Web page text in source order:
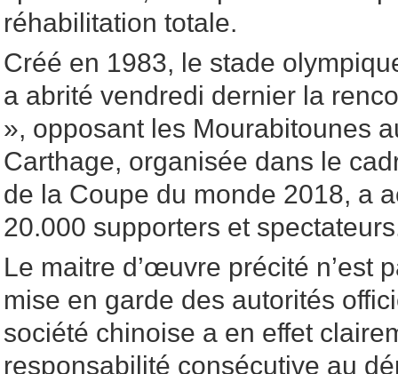
réhabilitation totale.
Créé en 1983, le stade
a abrité vendredi dernier la
», opposant les Mourabitounes
Carthage, organisée dans le
de la Coupe du monde 2018, a
20.000 supporters et
Le maitre d’œuvre précité n’est
mise en garde des autorités
société chinoise a en effet
responsabilité consécutive au